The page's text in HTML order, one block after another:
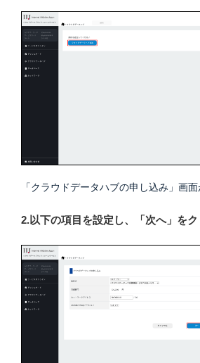
「クラウドデータハブの申し込み」画面
2.以下の項目を設定し、「次へ」をク